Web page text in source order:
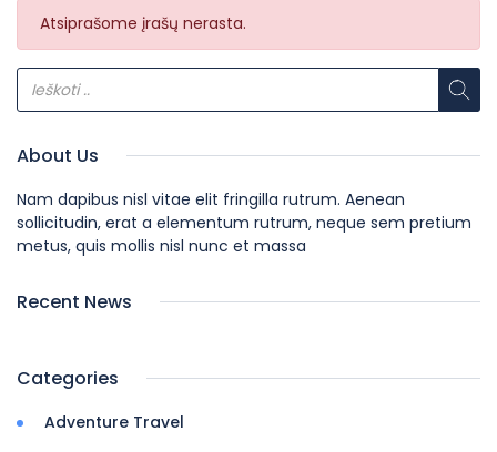
Atsiprašome įrašų nerasta.
About Us
Nam dapibus nisl vitae elit fringilla rutrum. Aenean
sollicitudin, erat a elementum rutrum, neque sem pretium
metus, quis mollis nisl nunc et massa
Recent News
Categories
Adventure Travel